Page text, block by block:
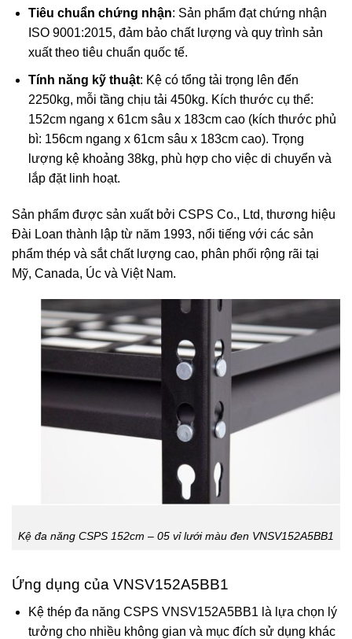
Tiêu chuẩn chứng nhận: Sản phẩm đạt chứng nhận
ISO 9001:2015, đảm bảo chất lượng và quy trình sản
xuất theo tiêu chuẩn quốc tế.
Tính năng kỹ thuật: Kệ có tổng tải trọng lên đến
2250kg, mỗi tầng chịu tải 450kg. Kích thước cụ thể:
152cm ngang x 61cm sâu x 183cm cao (kích thước phủ
bì: 156cm ngang x 61cm sâu x 183cm cao). Trọng
lượng kệ khoảng 38kg, phù hợp cho việc di chuyển và
lắp đặt linh hoạt.
Sản phẩm được sản xuất bởi CSPS Co., Ltd, thương hiệu
Đài Loan thành lập từ năm 1993, nổi tiếng với các sản
phẩm thép và sắt chất lượng cao, phân phối rộng rãi tại
Mỹ, Canada, Úc và Việt Nam.
Kệ đa năng CSPS 152cm – 05 vỉ lưới màu đen VNSV152A5BB1
Ứng dụng của VNSV152A5BB1
Kệ thép đa năng CSPS VNSV152A5BB1 là lựa chọn lý
tưởng cho nhiều không gian và mục đích sử dụng khác